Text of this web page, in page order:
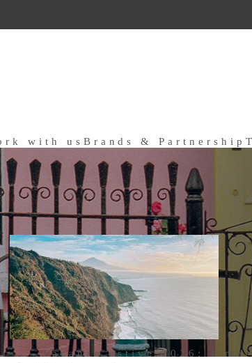
with us Brands & Partnership
Vacanze estive 2026: 4